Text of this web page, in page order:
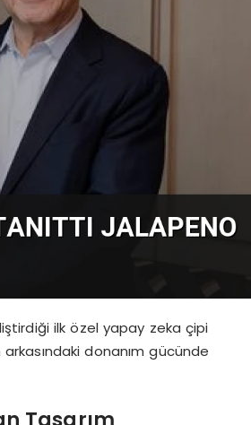
ilk özel yapay zeka çipi
donanım gücünde